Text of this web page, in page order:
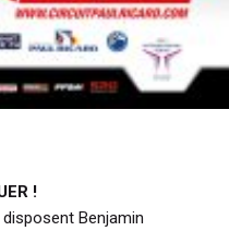
!
disposent Benjamin